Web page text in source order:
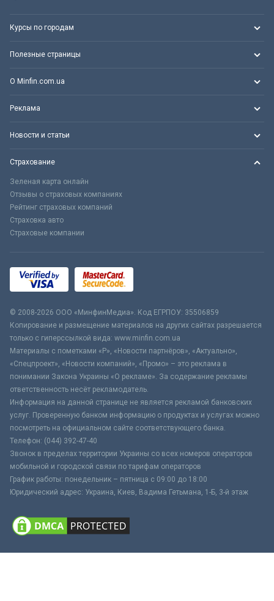
Курсы по городам
Полезные страницы
О Minfin.com.ua
Реклама
Новости и статьи
Страхование
Зеленая карта онлайн
Отзывы о страховых компаниях
Рейтинг страховых компаний
Страховка авто
Страховые компании
© 2008-2026 ООО «МинфинМедиа». Код ЕГРПОУ: 35506859
Копирование и размещение материалов на других сайтах разрешается
только с гиперссылкой вида: www.minfin.com.ua
Материалы с пометками «Р», «Новости партнёров», «Актуально»,
«Спецпроект», «Новости компаний», «Промо» – это реклама в
понимании Закона Украины «О рекламе». За содержание рекламы
ответственность несёт рекламодатель.
Информация на данной странице не является рекламой банковских
услуг. Проверенную банком информацию о продуктах и услугах можно
посмотреть на официальном сайте соответствующего банка.
Телефон: (044) 392-47-40
Звонок в пределах территории Украины со всех номеров операторов
мобильной и городской связи по тарифам операторов
График работы: понедельник – пятница с 09:00 до 18:00
Юридический адрес: Украина, Киев, Вадима Гетьмана, 1-Б, 3-й этаж